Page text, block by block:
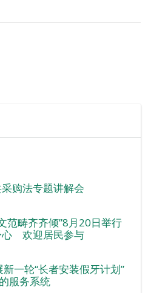
购法专题讲解会
范畴齐齐倾”8月20日举行
心 欢迎居民参与
一轮“长者安装假牙计划”
服务系统